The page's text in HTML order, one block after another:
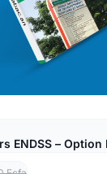
ENDSS –